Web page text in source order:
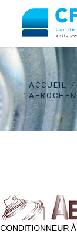
ACCUEIL
AEROCHEM